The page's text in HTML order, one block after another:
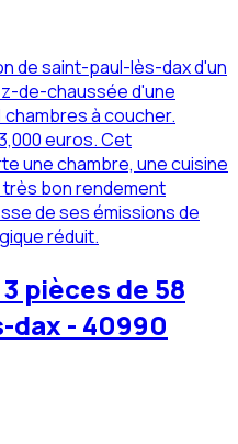
de saint-paul-lès-dax d'un
de-chaussée d'une
à coucher.
euros. Cet
une chambre, une cuisine
bon rendement
de ses émissions de
réduit.
pièces de 58
dax - 40990